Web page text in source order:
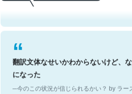
翻訳文体なせいかわからないけど、
になった
─今のこの状況が信じられるかい？ by ラー